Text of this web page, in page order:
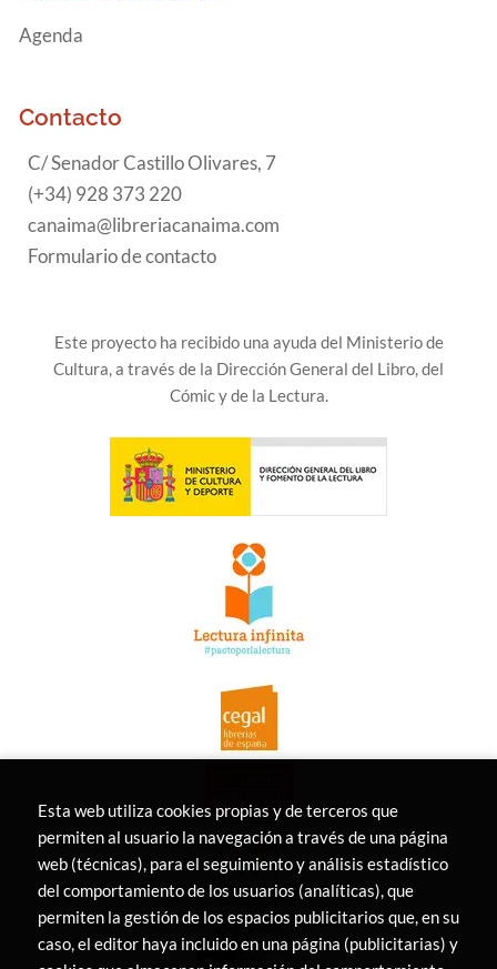
Agenda
Contacto
C/ Senador Castillo Olivares, 7
(+34) 928 373 220
canaima@libreriacanaima.com
Formulario de contacto
Este proyecto ha recibido una ayuda del Ministerio de
Cultura, a través de la Dirección General del Libro, del
Cómic y de la Lectura.
Esta web utiliza cookies propias y de terceros que
permiten al usuario la navegación a través de una página
web (técnicas), para el seguimiento y análisis estadístico
del comportamiento de los usuarios (analíticas), que
permiten la gestión de los espacios publicitarios que, en su
caso, el editor haya incluido en una página (publicitarias) y